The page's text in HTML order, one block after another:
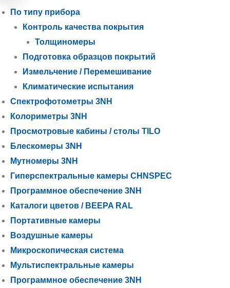
По типу прибора
Контроль качества покрытия
Толщиномеры
Подготовка образцов покрытий
Измельчение / Перемешивание
Климатические испытания
Спектрофотометры 3NH
Колориметры 3NH
Просмотровые кабины / столы TILO
Блескомеры 3NH
Мутномеры 3NH
Гиперспектральные камеры CHNSPEC
Программное обеспечение 3NH
Каталоги цветов / BEEPA RAL
Портативные камеры
Воздушные камеры
Микроскопическая система
Мультиспектральные камеры
Программное обеспечение 3NH